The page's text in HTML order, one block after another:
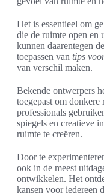
Het is essentieel om
die de ruimte open en
kunnen daarentegen
toepassen van tips
van verschil maken.
Bekende ontwerpers
toegepast om donkere
professionals
spiegels en creatieve
ruimte te creëren.
Door te
ook in de meest
ontwikkelen. Het
kansen voor iedereen